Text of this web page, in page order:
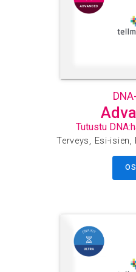
Tutustu
Terveys, Esi-isien,